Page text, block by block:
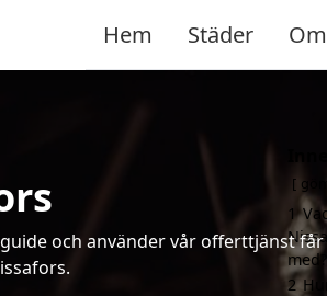
Hem Städer
och använder vår offerttjänst
1
med?
2